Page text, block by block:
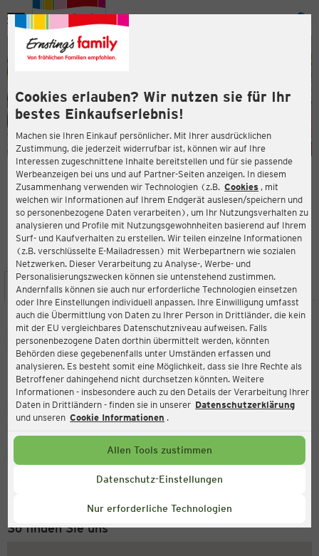
Cookies erlauben? Wir nutzen sie für Ihr
bestes Einkaufserlebnis!
Machen sie Ihren Einkauf persönlicher. Mit Ihrer ausdrücklichen
Zustimmung, die jederzeit widerrufbar ist, können wir auf Ihre
Interessen zugeschnittene Inhalte bereitstellen und für sie passende
Werbeanzeigen bei uns und auf Partner-Seiten anzeigen. In diesem
Zusammenhang verwenden wir Technologien (z.B. Cookies , mit
welchen wir Informationen auf Ihrem Endgerät auslesen/speichern und
so personenbezogene Daten verarbeiten), um Ihr Nutzungsverhalten zu
analysieren und Profile mit Nutzungsgewohnheiten basierend auf Ihrem
Surf- und Kaufverhalten zu erstellen. Wir teilen einzelne Informationen
(z.B. verschlüsselte E-Mailadressen) mit Werbepartnern wie sozialen
Netzwerken. Dieser Verarbeitung zu Analyse-, Werbe- und
Personalisierungszwecken können sie untenstehend zustimmen.
Andernfalls können sie auch nur erforderliche Technologien einsetzen
oder Ihre Einstellungen individuell anpassen. Ihre Einwilligung umfasst
auch die Übermittlung von Daten zu Ihrer Person in Drittländer, die kein
mit der EU vergleichbares Datenschutzniveau aufweisen. Falls
personenbezogene Daten dorthin übermittelt werden, könnten
Behörden diese gegebenenfalls unter Umständen erfassen und
analysieren. Es besteht somit eine Möglichkeit, dass sie Ihre Rechte als
Betroffener dahingehend nicht durchsetzen könnten. Weitere
Informationen - insbesondere auch zu den Details der Verarbeitung Ihrer
Daten in Drittländern - finden sie in unserer Datenschutzerklärung
und unseren Cookie Informationen .
Allen Tools zustimmen
Datenschutz-Einstellungen
Nur erforderliche Technologien
Menü
ERNSTING'S FAMILY FILIALE
Uhlstraße 100
50321 Brühl
3,7
Bewertung:
STANDORT SERVICES SORTIMENT AKTIONEN
Ernsting's family
Uhlstraße 100, 50321 Brühl
Aktuell:
Geschlossen
Service Hotline
+49 (0) 2546 / 98 999 98
So finden Sie uns